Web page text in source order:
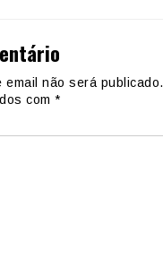
email não será publicado.
com *